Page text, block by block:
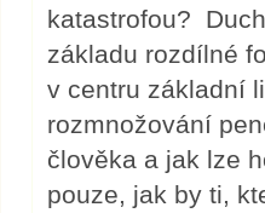
katastrofou?
základu rozdílné
v centru základní
rozmnožování
člověka a jak lze
pouze, jak by ti,